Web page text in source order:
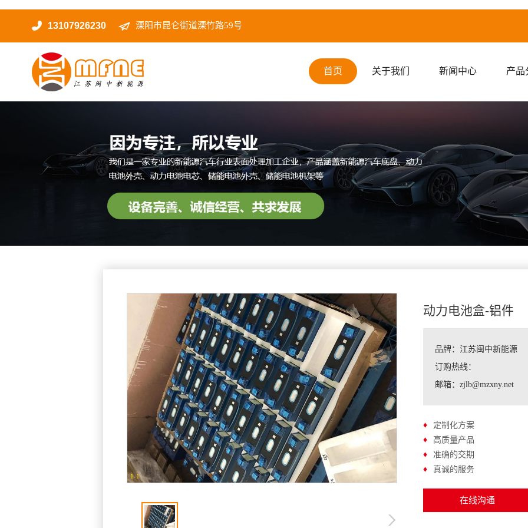
13107926230 溧阳市昆仑街道溧竹路59号
首页 关于我们 新闻中心 产品
1-1
动力电池盒-铝件
品牌：江苏闽中新能源
订购热线：
邮箱：zjlb@mzxny.net
♦
定制化方案
♦
高质量产品
♦
准确的交期
♦
真诚的服务
在线沟通